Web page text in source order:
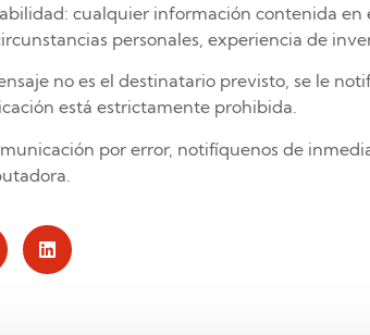
cualquier información contenida
personales, experiencia de
no es el destinatario previsto, se le
está estrictamente prohibida.
por error, notifíquenos de